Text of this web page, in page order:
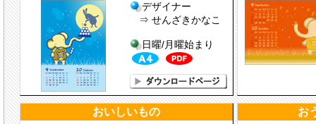
デザイナー
⇒ せんざきかなこ
日曜/月曜始まり
おいしいもの お